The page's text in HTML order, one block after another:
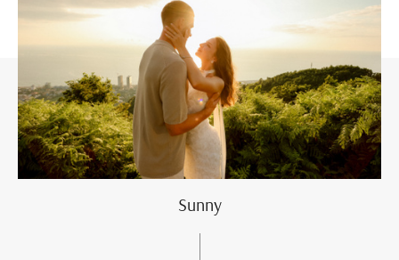
Sunny